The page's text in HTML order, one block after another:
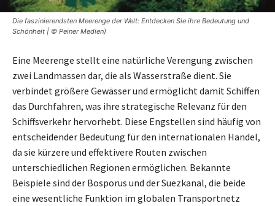
Die faszinierendsten Meerenge der Welt: Entdecken Sie ihre Bedeutung und
Schönheit | © Peiner Medien)
Eine Meerenge stellt eine natürliche Verengung zwischen
zwei Landmassen dar, die als Wasserstraße dient. Sie
verbindet größere Gewässer und ermöglicht damit Schiffen
das Durchfahren, was ihre strategische Relevanz für den
Schiffsverkehr hervorhebt. Diese Engstellen sind häufig von
entscheidender Bedeutung für den internationalen Handel,
da sie kürzere und effektivere Routen zwischen
unterschiedlichen Regionen ermöglichen. Bekannte
Beispiele sind der Bosporus und der Suezkanal, die beide
eine wesentliche Funktion im globalen Transportnetz